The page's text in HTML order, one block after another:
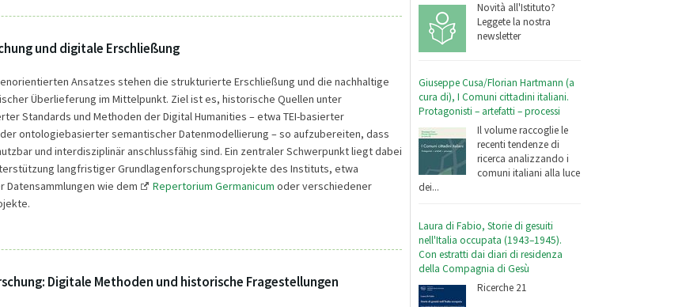
Novità all'Istituto?
Leggete la nostra
newsletter
Giuseppe Cusa/Florian Hartmann (a
cura di), I Comuni cittadini italiani.
Protagonisti – artefatti – processi
Il volume raccoglie le
recenti tendenze di
ricerca analizzando i
comuni italiani alla luce
dei...
Laura di Fabio, Storie di gesuiti
nell'Italia occupata (1943–1945).
Con estratti dai diari di residenza
della Compagnia di Gesù
Ricerche 21
und digitale Erschließung
Ansatzes stehen die strukturierte Erschließung und die nachhaltige
Überlieferung im Mittelpunkt. Ziel ist es, historische Quellen unter
Standards und Methoden der Digital Humanities – etwa TEI-basierter
ontologiebasierter semantischer Datenmodellierung – so aufzubereiten, dass
und interdisziplinär anschlussfähig sind. Ein zentraler Schwerpunkt liegt dabei
langfristiger Grundlagenforschungsprojekte des Instituts, etwa
wie dem
Repertorium Germanicum oder verschiedener
Digitale Methoden und historische Fragestellungen